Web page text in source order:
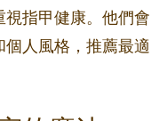
指甲健康。他們會
人風格，推薦最適